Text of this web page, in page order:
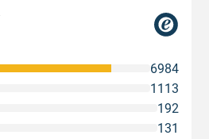
131
192
1113
6984